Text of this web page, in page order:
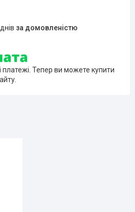
за домовленістю
платежі. Тепер ви можете купити